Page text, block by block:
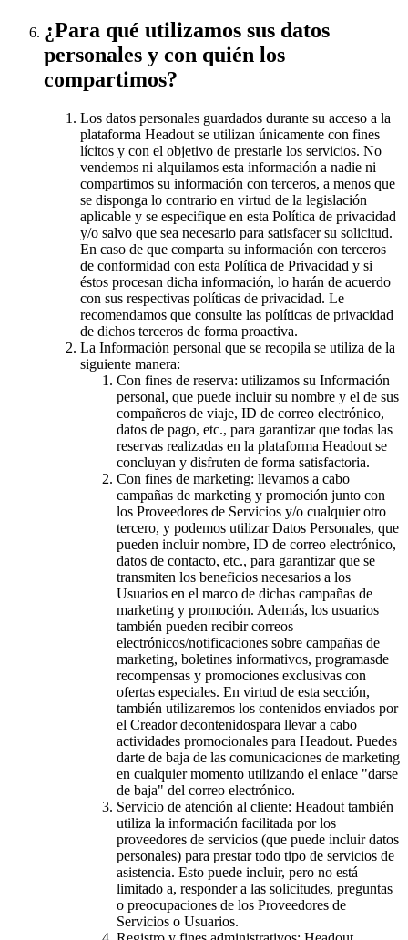
¿Para qué utilizamos sus datos
personales y con quién los
compartimos?
Los datos personales guardados durante su acceso a la
plataforma Headout se utilizan únicamente con fines
lícitos y con el objetivo de prestarle los servicios. No
vendemos ni alquilamos esta información a nadie ni
compartimos su información con terceros, a menos que
se disponga lo contrario en virtud de la legislación
aplicable y se especifique en esta Política de privacidad
y/o salvo que sea necesario para satisfacer su solicitud.
En caso de que comparta su información con terceros
de conformidad con esta Política de Privacidad y si
éstos procesan dicha información, lo harán de acuerdo
con sus respectivas políticas de privacidad. Le
recomendamos que consulte las políticas de privacidad
de dichos terceros de forma proactiva.
La Información personal que se recopila se utiliza de la
siguiente manera:
Con fines de reserva: utilizamos su Información
personal, que puede incluir su nombre y el de sus
compañeros de viaje, ID de correo electrónico,
datos de pago, etc., para garantizar que todas las
reservas realizadas en la plataforma Headout se
concluyan y disfruten de forma satisfactoria.
Con fines de marketing: llevamos a cabo
campañas de marketing y promoción junto con
los Proveedores de Servicios y/o cualquier otro
tercero, y podemos utilizar Datos Personales, que
pueden incluir nombre, ID de correo electrónico,
datos de contacto, etc., para garantizar que se
transmiten los beneficios necesarios a los
Usuarios en el marco de dichas campañas de
marketing y promoción. Además, los usuarios
también pueden recibir correos
electrónicos/notificaciones sobre campañas de
marketing, boletines informativos, programasde
recompensas y promociones exclusivas con
ofertas especiales. En virtud de esta sección,
también utilizaremos los contenidos enviados por
el Creador decontenidospara llevar a cabo
actividades promocionales para Headout. Puedes
darte de baja de las comunicaciones de marketing
en cualquier momento utilizando el enlace "darse
de baja" del correo electrónico.
Servicio de atención al cliente: Headout también
utiliza la información facilitada por los
proveedores de servicios (que puede incluir datos
personales) para prestar todo tipo de servicios de
asistencia. Esto puede incluir, pero no está
limitado a, responder a las solicitudes, preguntas
o preocupaciones de los Proveedores de
Servicios o Usuarios.